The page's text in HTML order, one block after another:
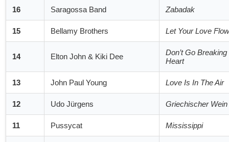
16 Saragossa Band Zabadak
15 Bellamy Brothers Let Your Love
14 Elton John & Kiki Dee
Don’t Go
Heart
13 John Paul Young Love Is In The Air
12 Udo Jürgens Griechischer Wein
11 Pussycat Mississippi